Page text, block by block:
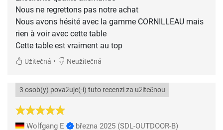
Nous ne regrettons pas notre achat
Nous avons hésité avec la gamme CORNILLEAU mais
rien à voir avec cette table
Cette table est vraiment au top
Užitečná • Neužitečná
3 osob(y) považuje(-í) tuto recenzi za užitečnou
Wolfgang E března 2025 (SDL-OUTDOOR-B)